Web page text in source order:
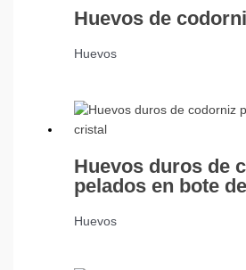
Huevos de
Huevos
Huevos duros de
pelados en bote
Huevos